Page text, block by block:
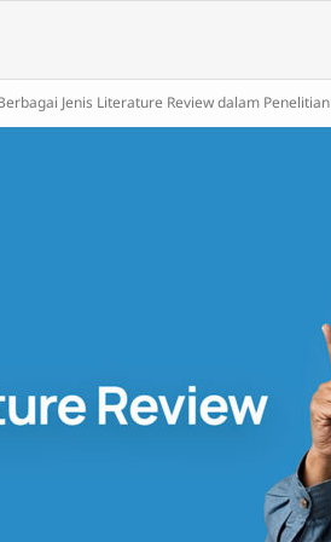
Jenis Literature Review dalam Penelitian